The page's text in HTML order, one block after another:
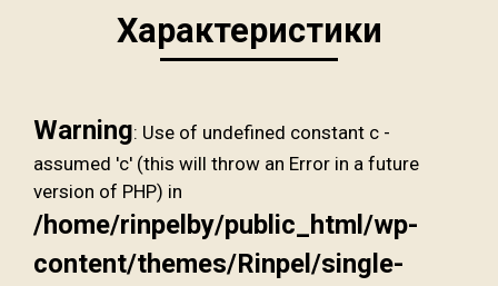
Характеристики
Warning: Use of undefined constant c -
assumed 'c' (this will throw an Error in a future
version of PHP) in
/home/rinpelby/public_html/wp-
content/themes/Rinpel/single-